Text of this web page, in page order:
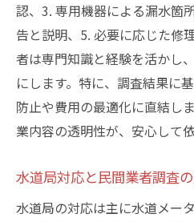
認、3. 専用機器による漏水箇
告と説明、5. 必要に応じた修
者は専門知識と経験を活かし
にします。特に、調査結果に
防止や費用の最適化に直結し
業内容の透明性が、安心して
水道局対応と民間業者調査
水道局の対応は主に水道メー